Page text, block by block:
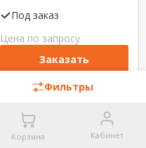
Фильтры
2.0кВт, 9 секций
Под заказ
Цена по запросу
Заказать
Корзина Кабинет